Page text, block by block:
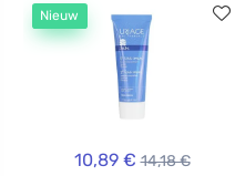
Nieuw
10,89 € 14,18 €